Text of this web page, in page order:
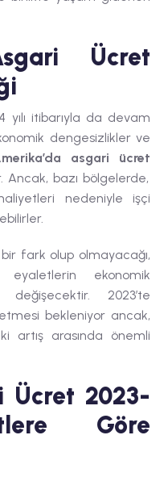
Ücret
yılı itibarıyla da devam
dengesizlikler ve
asgari ücret
Ancak, bazı bölgelerde,
nedeniyle işçi
fark olup olmayacağı,
ekonomik
2023’te
bekleniyor ancak,
artış arasında önemli
Ücret 2023-
Göre